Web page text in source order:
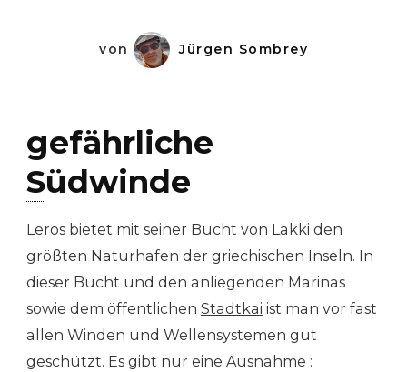
von Jürgen Sombrey
gefährliche
Südwinde
Leros bietet mit seiner Bucht von Lakki den
größten Naturhafen der griechischen Inseln. In
dieser Bucht und den anliegenden Marinas
sowie dem öffentlichen Stadtkai ist man vor fast
allen Winden und Wellensystemen gut
geschützt. Es gibt nur eine Ausnahme :